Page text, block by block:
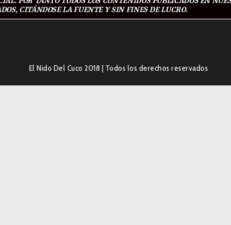
CITÁNDOSE LA FUENTE Y SIN FINES DE LUCRO.
El Nido Del Cuco 2018 | Todos los derechos reservados